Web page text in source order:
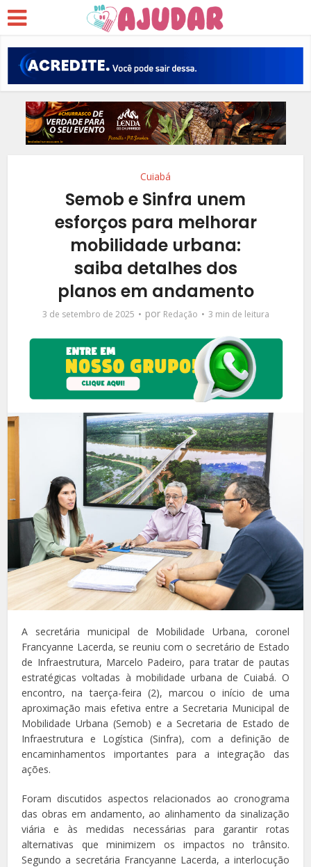
Cuiabá
Semob e Sinfra unem
esforços para melhorar
mobilidade urbana:
saiba detalhes dos
planos em andamento
3 de setembro de 2025 por Redação 3 min de leitura
A secretária municipal de Mobilidade Urbana, coronel
Francyanne Lacerda, se reuniu com o secretário de Estado
de Infraestrutura, Marcelo Padeiro, para tratar de pautas
estratégicas voltadas à mobilidade urbana de Cuiabá. O
encontro, na taerça-feira (2), marcou o início de uma
aproximação mais efetiva entre a Secretaria Municipal de
Mobilidade Urbana (Semob) e a Secretaria de Estado de
Infraestrutura e Logística (Sinfra), com a definição de
encaminhamentos importantes para a integração das
ações.
Foram discutidos aspectos relacionados ao cronograma
das obras em andamento, ao alinhamento da sinalização
viária e às medidas necessárias para garantir rotas
alternativas que minimizem os impactos no trânsito.
Segundo a secretária Francyanne Lacerda, a interlocução